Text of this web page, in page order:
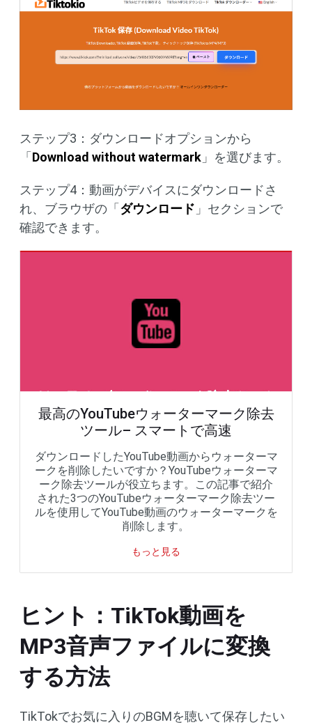
ステップ3：ダウンロードオプションから
「 Download without watermark 」を選びます。
ステップ4：動画がデバイスにダウンロードさ
れ、ブラウザの「 ダウンロード 」セクションで
確認できます。
最高のYouTubeウォーターマーク除去
ツール– スマートで高速
ダウンロードしたYouTube動画からウォーターマ
ークを削除したいですか？YouTubeウォーターマ
ーク除去ツールが役立ちます。この記事で紹介
された3つのYouTubeウォーターマーク除去ツー
ルを使用してYouTube動画のウォーターマークを
削除します。
もっと見る
ヒント：TikTok動画を
MP3音声ファイルに変換
する方法
TikTokでお気に入りのBGMを聴いて保存したい